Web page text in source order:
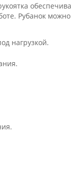
Рубанок
нагрузкой.